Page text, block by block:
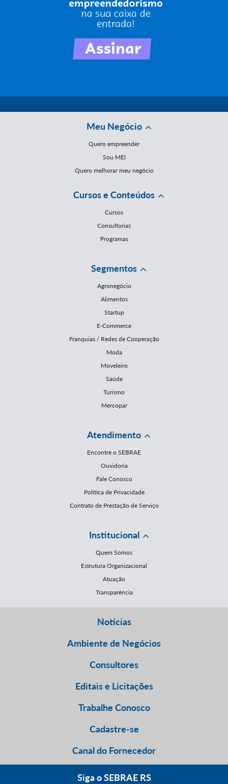
Meu Negócio
Quero empreender
Sou MEI
Quero melhorar meu negócio
Cursos e Conteúdos
Cursos
Consultorias
Programas
Segmentos
Agronegócio
Alimentos
Startup
E-Commerce
Franquias / Redes de Cooperação
Moda
Moveleiro
Saúde
Turismo
Mercopar
Atendimento
Encontre o SEBRAE
Ouvidoria
Fale Conosco
Política de Privacidade
Contrato de Prestação de Serviço
Institucional
Quem Somos
Estrutura Organizacional
Atuação
Transparência
Notícias
Ambiente de Negócios
Consultores
Editais e Licitações
Trabalhe Conosco
Cadastre-se
Canal do Fornecedor
Siga o SEBRAE RS